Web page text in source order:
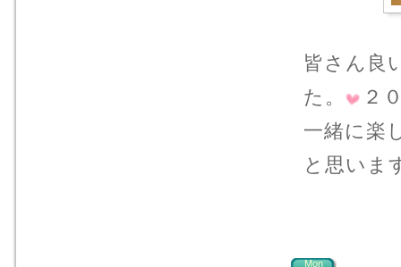
皆さん良
た。
２
一緒に楽
と思い
Mon